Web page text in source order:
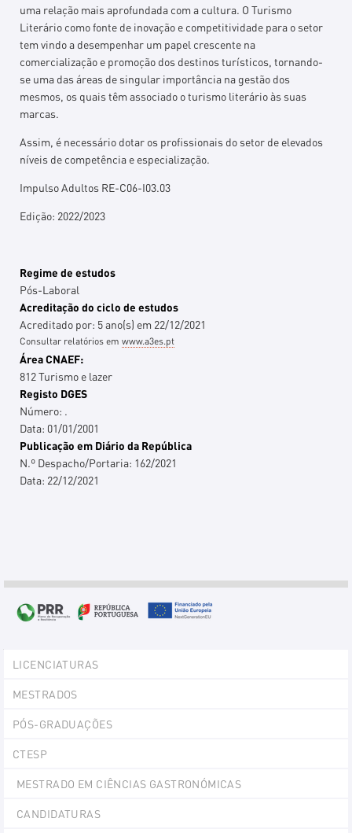
uma relação mais aprofundada com a cultura. O Turismo
Literário como fonte de inovação e competitividade para o setor
tem vindo a desempenhar um papel crescente na
comercialização e promoção dos destinos turísticos, tornando-
se uma das áreas de singular importância na gestão dos
mesmos, os quais têm associado o turismo literário às suas
marcas.
Assim, é necessário dotar os profissionais do setor de elevados
níveis de competência e especialização.
Impulso Adultos RE-C06-I03.03
Edição: 2022/2023
Regime de estudos
Pós-Laboral
Acreditação do ciclo de estudos
Acreditado por: 5ano(s) em 22/12/2021
Consultar relatórios emwww.a3es.pt
Área CNAEF:
812 Turismo e lazer
Registo DGES
Número: .
Data: 01/01/2001
Publicação em Diário da República
N.º Despacho/Portaria: 162/2021
Data: 22/12/2021
Portlet
LICENCIATURAS
MESTRADOS
PÓS-GRADUAÇÕES
CTESP
MESTRADO EM CIÊNCIAS GASTRONÓMICAS
CANDIDATURAS